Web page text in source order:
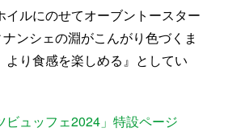
イルにのせてオーブントースター
ンシェの淵がこんがり色づくま
より食感を楽しめる』としてい
ュッフェ2024」特設ページ